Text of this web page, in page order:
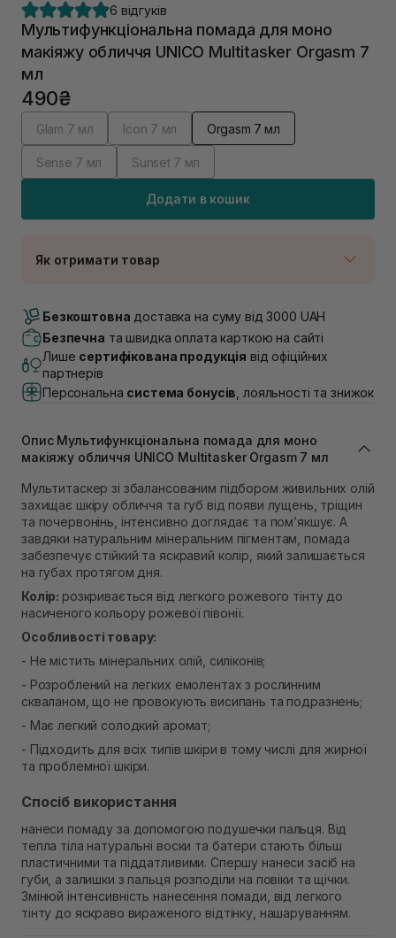
6 відгуків
Мультифункціональна помада для моно
макіяжу обличчя UNICO Multitasker Orgasm 7
мл
490₴
Glam 7 мл Icon 7 мл Orgasm 7 мл
Sense 7 мл Sunset 7 мл
Додати в кошик
Як отримати товар
В наявності
Самовивіз м. Луцьк, вул. Винниченка 4
В наявності
Самовивіз м. Львів, вул. Академіка Підстригача, 1В
(Duck’s Lake)
В наявності
В наявності
Самовивіз м. Львів, вул. Степана Бандери 45
Самовивіз м. Рівне, вул. 16-го Липня, 15
В наявності
Самовивіз м. Рівне, вул. Кулика і Гудачека 23 (ТЦ
Екватор)
В наявності
Безкоштовна доставка на суму від 3000 UAH
Безпечна та швидка оплата карткою на сайті
Лише сертифікована продукція від офіційних
партнерів
Персональна система бонусів , лояльності та знижок
Опис Мультифункціональна помада для моно
макіяжу обличчя UNICO Multitasker Orgasm 7 мл
Мультитаскер зі збалансованим підбором живильних олій
захищає шкіру обличчя та губ від появи лущень, тріщин
та почервонінь, інтенсивно доглядає та пом’якшує. А
завдяки натуральним мінеральним пігментам, помада
забезпечує стійкий та яскравий колір, який залишається
на губах протягом дня.
Колір: розкривається від легкого рожевого тінту до
насиченого кольору рожевої півонії.
Особливості товару:
- Не містить мінеральних олій, силіконів;
- Розроблений на легких емолентах з рослинним
скваланом, що не провокують висипань та подразнень;
- Має легкий солодкий аромат;
- Підходить для всіх типів шкіри в тому числі для жирної
та проблемної шкіри.
Спосіб використання
нанеси помаду за допомогою подушечки пальця. Від
тепла тіла натуральні воски та батери стають більш
пластичними та піддатливими. Спершу нанеси засіб на
губи, а залишки з пальця розподіли на повіки та щічки.
Змінюй інтенсивність нанесення помади, від легкого
тінту до яскраво вираженого відтінку, нашаруванням.